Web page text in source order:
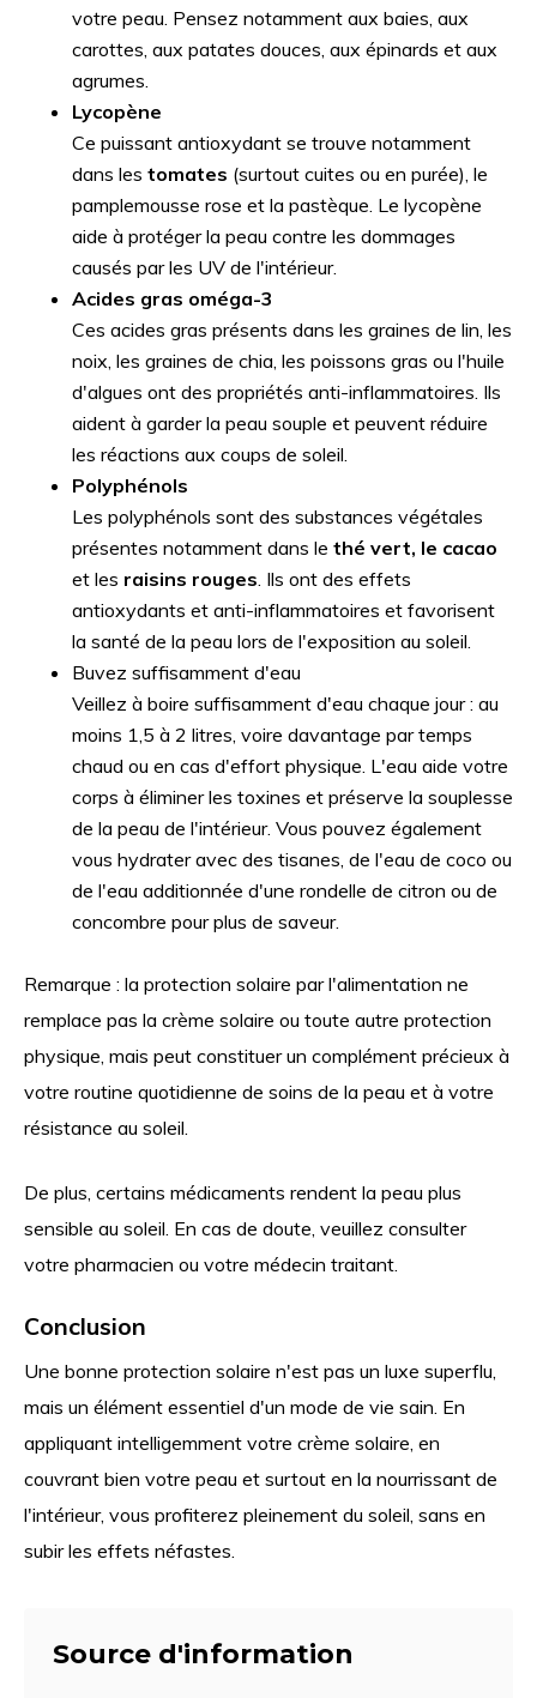
votre peau. Pensez notamment aux baies, aux
carottes, aux patates douces, aux épinards et aux
agrumes.
Lycopène
Ce puissant antioxydant se trouve notamment
dans les tomates (surtout cuites ou en purée), le
pamplemousse rose et la pastèque. Le lycopène
aide à protéger la peau contre les dommages
causés par les UV de l'intérieur.
Acides gras oméga-3
Ces acides gras présents dans les graines de lin, les
noix, les graines de chia, les poissons gras ou l'huile
d'algues ont des propriétés anti-inflammatoires. Ils
aident à garder la peau souple et peuvent réduire
les réactions aux coups de soleil.
Polyphénols
Les polyphénols sont des substances végétales
présentes notamment dans le thé vert, le cacao
et les raisins rouges . Ils ont des effets
antioxydants et anti-inflammatoires et favorisent
la santé de la peau lors de l'exposition au soleil.
Buvez suffisamment d'eau
Veillez à boire suffisamment d'eau chaque jour : au
moins 1,5 à 2 litres, voire davantage par temps
chaud ou en cas d'effort physique. L'eau aide votre
corps à éliminer les toxines et préserve la souplesse
de la peau de l'intérieur. Vous pouvez également
vous hydrater avec des tisanes, de l'eau de coco ou
de l'eau additionnée d'une rondelle de citron ou de
concombre pour plus de saveur.
Remarque : la protection solaire par l'alimentation ne
remplace pas la crème solaire ou toute autre protection
physique, mais peut constituer un complément précieux à
votre routine quotidienne de soins de la peau et à votre
résistance au soleil.
De plus, certains médicaments rendent la peau plus
sensible au soleil. En cas de doute, veuillez consulter
votre pharmacien ou votre médecin traitant.
Conclusion
Une bonne protection solaire n'est pas un luxe superflu,
mais un élément essentiel d'un mode de vie sain. En
appliquant intelligemment votre crème solaire, en
couvrant bien votre peau et surtout en la nourrissant de
l'intérieur, vous profiterez pleinement du soleil, sans en
subir les effets néfastes.
Source d'information